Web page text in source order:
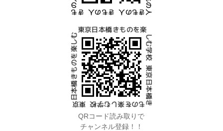
QRコード読み取りで
チャンネル登録！！